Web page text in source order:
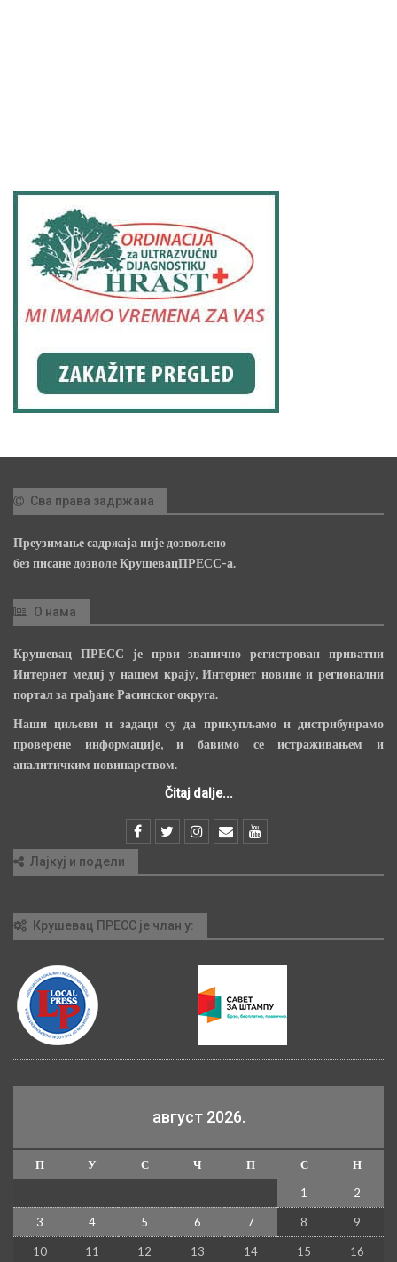
Сва права задржана
Преузимање садржаја није дозвољено
без писане дозволе КрушевацПРЕСС-а.
О нама
Крушевац ПРЕСС је први званично регистрован приватни
Интернет медиј у нашем крају, Интернет новине и регионални
портал за грађане Расинског округа.
Наши циљеви и задаци су да прикупљамо и дистрибуирамо
проверене информације, и бавимо се истраживањем и
аналитичким новинарством.
Čitaj dalje...
Лајкуј и подели
Крушевац ПРЕСС је члан у:
август 2026.
П У С Ч П С
Н
1
2
3 4 5 6 7 8 9
10 11 12 13 14 15 16